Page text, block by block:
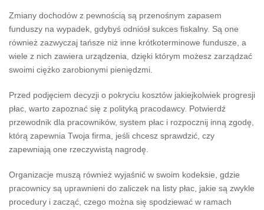
Zmiany dochodów z pewnością są przenośnym zapasem
funduszy na wypadek, gdybyś odniósł sukces fiskalny. Są one
również zazwyczaj tańsze niż inne krótkoterminowe fundusze, a
wiele z nich zawiera urządzenia, dzięki którym możesz zarządzać
swoimi ciężko zarobionymi pieniędzmi.
Przed podjęciem decyzji o pokryciu kosztów jakiejkolwiek progresji
płac, warto zapoznać się z polityką pracodawcy. Potwierdź
przewodnik dla pracowników, system płac i rozpocznij inną zgodę,
którą zapewnia Twoja firma, jeśli chcesz sprawdzić, czy
zapewniają one rzeczywistą nagrodę.
Organizacje muszą również wyjaśnić w swoim kodeksie, gdzie
pracownicy są uprawnieni do zaliczek na listy płac, jakie są zwykle
procedury i zacząć, czego można się spodziewać w ramach